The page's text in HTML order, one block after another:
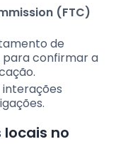
(FTC)
de
para confirmar a
no